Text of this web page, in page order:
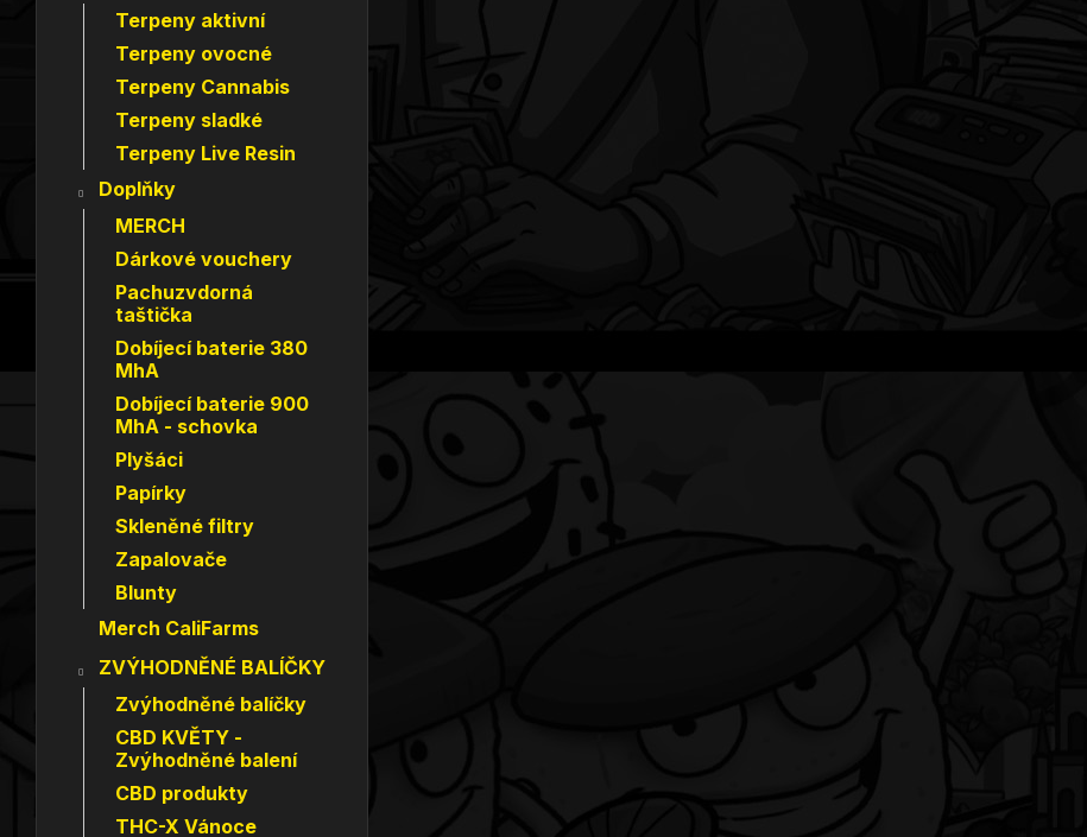
Terpeny aktivní
Terpeny ovocné
Terpeny Cannabis
Terpeny sladké
Terpeny Live Resin
Doplňky
MERCH
Dárkové vouchery
Pachuzvdorná
taštička
Dobíjecí baterie 380
MhA
Dobíjecí baterie 900
MhA - schovka
Plyšáci
Papírky
Skleněné filtry
Zapalovače
Blunty
Merch CaliFarms
ZVÝHODNĚNÉ BALÍČKY
Zvýhodněné balíčky
CBD KVĚTY -
Zvýhodněné balení
CBD produkty
THC-X Vánoce